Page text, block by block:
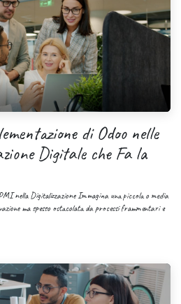
di Odoo nelle
Digitale che Fa la
nella Digitalizzazione Immagina una piccola o media
ma spesso ostacolata da processi frammentari e